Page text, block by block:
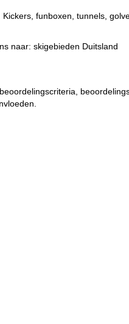
funboxen, tunnels,
naar: skigebieden Duitsland